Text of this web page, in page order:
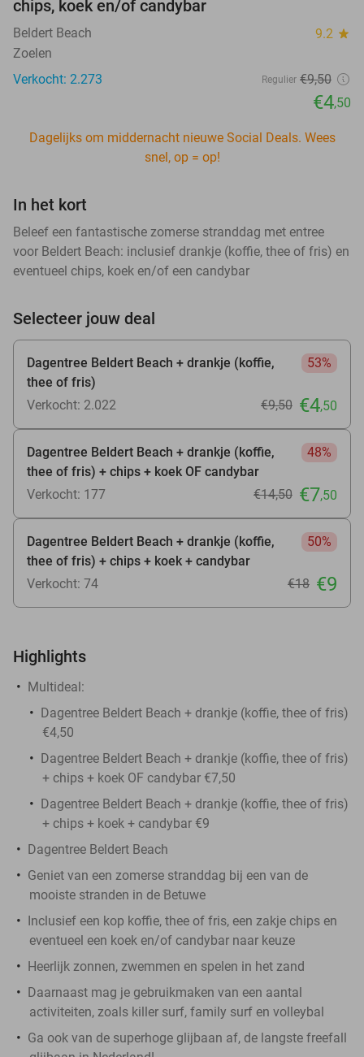
chips, koek en/of candybar
Beldert Beach 9.2 star
Zoelen
Verkocht: 2.273
Regulier €9,50
€4,50
Dagelijks om middernacht nieuwe Social Deals. Wees
snel, op = op!
In het kort
Beleef een fantastische zomerse stranddag met entree
voor Beldert Beach: inclusief drankje (koffie, thee of fris) en
eventueel chips, koek en/of een candybar
Selecteer jouw deal
Dagentree Beldert Beach + drankje (koffie,
thee of fris)
53%
Verkocht: 2.022 €9,50 €4,50
Dagentree Beldert Beach + drankje (koffie,
thee of fris) + chips + koek OF candybar
48%
Verkocht: 177 €14,50 €7,50
Dagentree Beldert Beach + drankje (koffie,
thee of fris) + chips + koek + candybar
50%
Verkocht: 74 €18 €9
Highlights
Multideal:
Dagentree Beldert Beach + drankje (koffie, thee of fris)
€4,50
Dagentree Beldert Beach + drankje (koffie, thee of fris)
+ chips + koek OF candybar €7,50
Dagentree Beldert Beach + drankje (koffie, thee of fris)
+ chips + koek + candybar €9
Dagentree Beldert Beach
Geniet van een zomerse stranddag bij een van de
mooiste stranden in de Betuwe
Inclusief een kop koffie, thee of fris, een zakje chips en
eventueel een koek en/of candybar naar keuze
Heerlijk zonnen, zwemmen en spelen in het zand
Daarnaast mag je gebruikmaken van een aantal
activiteiten, zoals killer surf, family surf en volleybal
Ga ook van de superhoge glijbaan af, de langste freefall